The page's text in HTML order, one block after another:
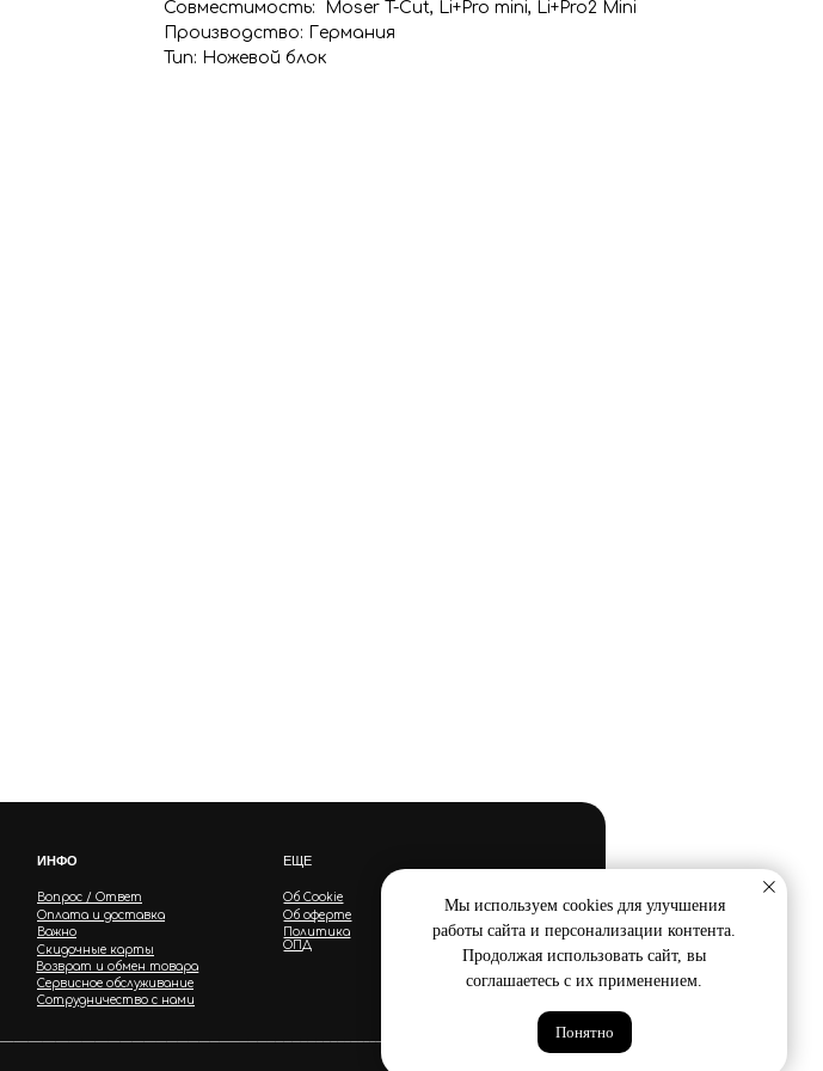
Совместимость: Moser T-Cut, Li+Pro mini, Li+Pro2 Mini
Производство: Германия
Тип: Ножевой блок
Вопрос / Ответ
Об Cookie
Оплата и доставка
Об оферте
Важно
Политика
ОПД
Скидочные карты
Возврат и обмен товара
Сервисное обслуживание
Сотрудничество с нами
ИНФО ЕЩЕ
Мы используем cookies для улучшения
работы сайта и персонализации контента.
Продолжая использовать сайт, вы
соглашаетесь с их применением.
Понятно